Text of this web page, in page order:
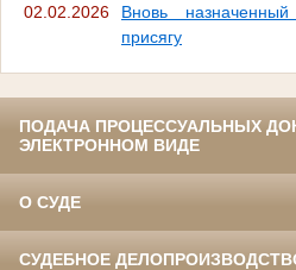
02.02.2026
Вновь
присягу
ПОДАЧА ПРОЦЕССУАЛЬНЫХ
ЭЛЕКТРОННОМ ВИДЕ
О СУДЕ
СУДЕБНОЕ